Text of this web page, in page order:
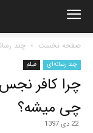
صفحه نخست چند
چند رسانه‌ای فیلم
چرا کافر
چی میشه؟
22 دی 1397